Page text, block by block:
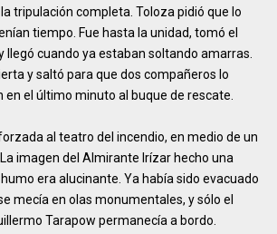
tripulación completa. Toloza pidió que lo
tiempo. Fue hasta la unidad, tomó el
llegó cuando ya estaban soltando amarras.
y saltó para que dos compañeros lo
el último minuto al buque de rescate.
al teatro del incendio, en medio de un
imagen del Almirante Irízar hecho una
era alucinante. Ya había sido evacuado
mecía en olas monumentales, y sólo el
Tarapow permanecía a bordo.